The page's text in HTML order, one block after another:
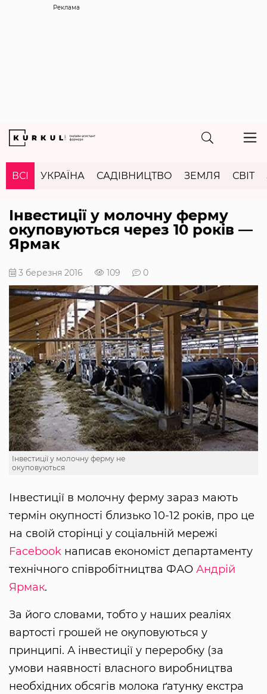
Реклама
ВСІ УКРАЇНА САДІВНИЦТВО ЗЕМЛЯ СВІТ
Інвестиції у молочну ферму
окуповуються через 10 років —
Ярмак
3 березня 2016 109 0
Інвестиції у молочну ферму не
окуповуються
Інвестиції в молочну ферму зараз мають
термін окупності близько 10-12 років, про це
на своїй сторінці у соціальній мережі
Facebook написав економіст департаменту
технічного співробітництва ФАО Андрій
Ярмак.
За його словами, тобто у наших реаліях
вартості грошей не окуповуються у
принципі. А інвестиції у переробку (за
умови наявності власного виробництва
необхідних обсягів молока ґатунку екстра